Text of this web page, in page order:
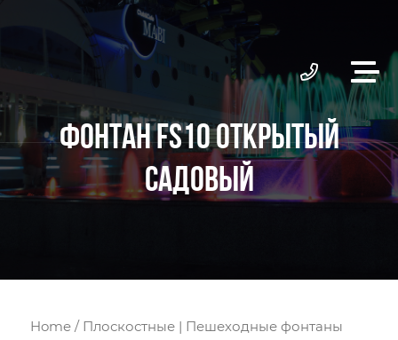
ФОНТАН FS10 ОТКРЫТЫЙ
САДОВЫЙ
Home / Плоскостные | Пешеходные фонтаны